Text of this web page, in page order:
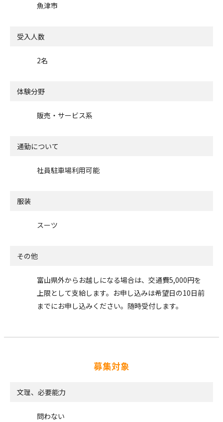
魚津市
受入人数
2名
体験分野
販売・サービス系
通勤について
社員駐車場利用可能
服装
スーツ
その他
富山県外からお越しになる場合は、交通費5,000円を
上限として支給します。お申し込みは希望日の10日前
までにお申し込みください。随時受付します。
募集対象
文理、必要能力
問わない